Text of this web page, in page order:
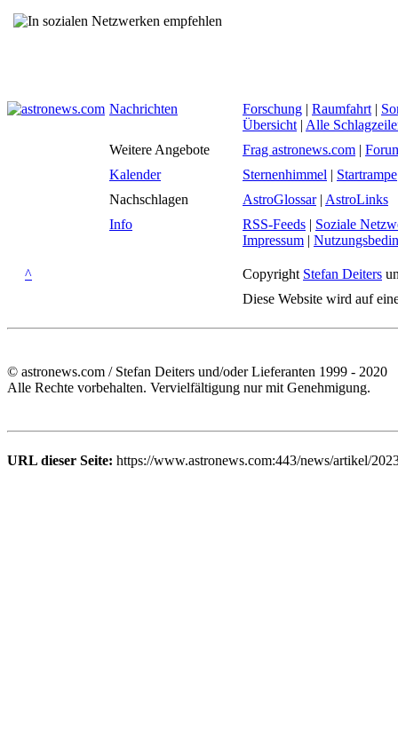
Nachrichten Forschung | Raumfahrt |
Übersicht | Alle
Weitere Angebote
Frag astronews.com |
Kalender
Sternenhimmel | Startrampe
Nachschlagen
AstroGlossar| AstroLinks
Info
RSS-Feeds | Soziale
Impressum |
^ Copyright Stefan Deiters
Diese Website wird auf
© astronews.com / Stefan Deiters und/oder Lieferanten 1999 - 2020
Alle Rechte vorbehalten. Vervielfältigung nur mit Genehmigung.
URL dieser Seite: https://www.astronews.com:443/news/artikel/